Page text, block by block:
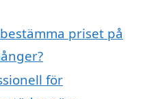
priset på
för